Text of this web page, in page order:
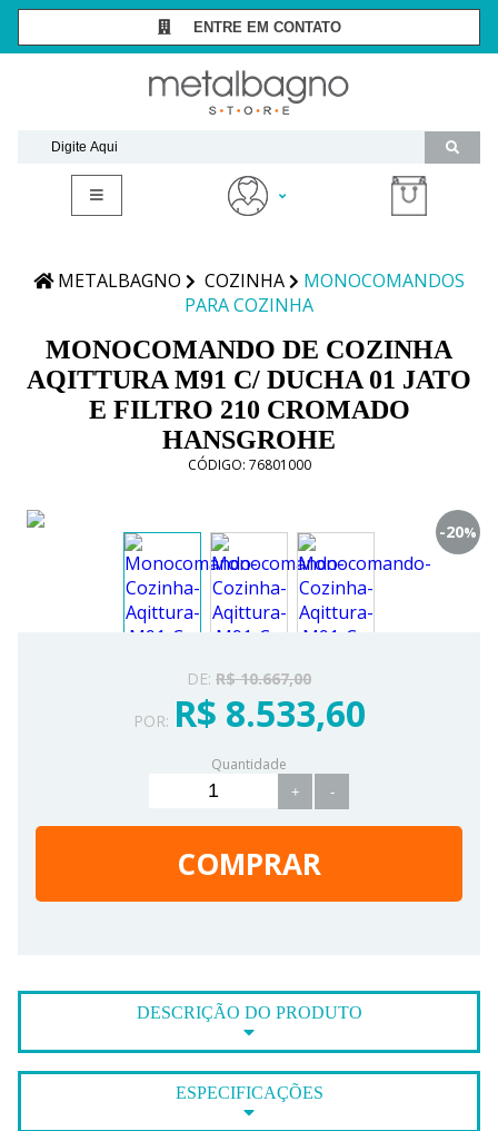
ENTRE EM CONTATO
SÃO PAULO - (11) 3081-7006
RIO DE JANEIRO -
(21) 2294-8091
(11) 99467-1909
METALBAGNO COZINHA
MONOCOMANDOS
PARA COZINHA
MONOCOMANDO DE COZINHA
AQITTURA M91 C/ DUCHA 01 JATO
E FILTRO 210 CROMADO
HANSGROHE
CÓDIGO: 76801000
-20%
DE: R$ 10.667,00
POR: R$ 8.533,60
Quantidade
+ -
COMPRAR
DESCRIÇÃO DO PRODUTO
ESPECIFICAÇÕES